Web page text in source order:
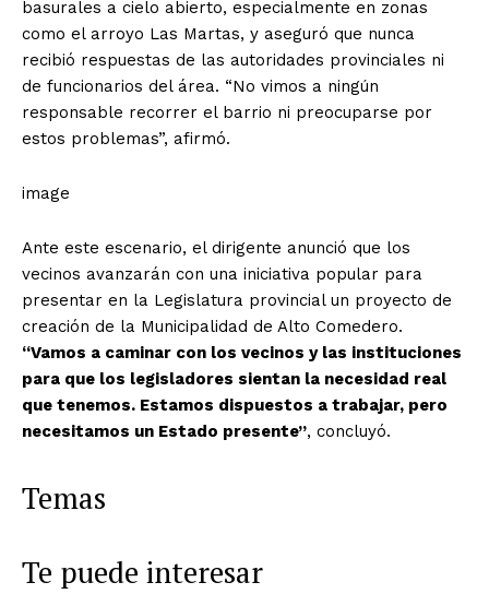
basurales a cielo abierto, especialmente en zonas
como el arroyo Las Martas, y aseguró que nunca
recibió respuestas de las autoridades provinciales ni
de funcionarios del área. “No vimos a ningún
responsable recorrer el barrio ni preocuparse por
estos problemas”, afirmó.
image
Ante este escenario, el dirigente anunció que los
vecinos avanzarán con una iniciativa popular para
presentar en la Legislatura provincial un proyecto de
creación de la Municipalidad de Alto Comedero.
“Vamos a caminar con los vecinos y las instituciones
para que los legisladores sientan la necesidad real
que tenemos. Estamos dispuestos a trabajar, pero
necesitamos un Estado presente”, concluyó.
Temas
Te puede interesar